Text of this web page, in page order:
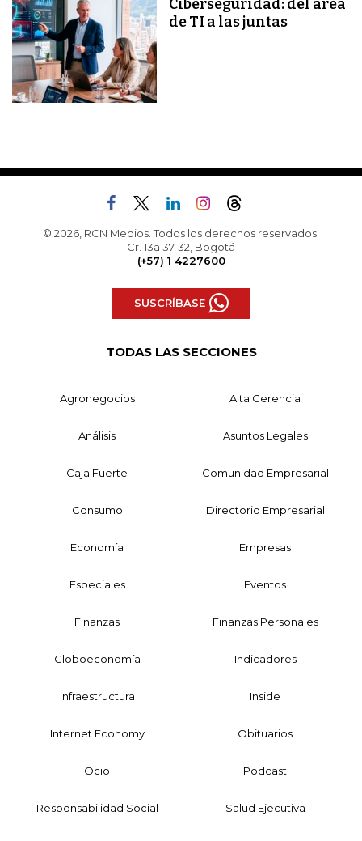
Ciberseguridad: del área
de TI a las juntas
© 2026, RCN Medios. Todos los derechos reservados.
Cr. 13a 37-32, Bogotá
(+57) 1 4227600
SUSCRÍBASE
TODAS LAS SECCIONES
Agronegocios Alta Gerencia
Análisis Asuntos Legales
Caja Fuerte Comunidad Empresarial
Consumo Directorio Empresarial
Economía Empresas
Especiales Eventos
Finanzas Finanzas Personales
Globoeconomía Indicadores
Infraestructura Inside
Internet Economy Obituarios
Ocio Podcast
Responsabilidad Social Salud Ejecutiva